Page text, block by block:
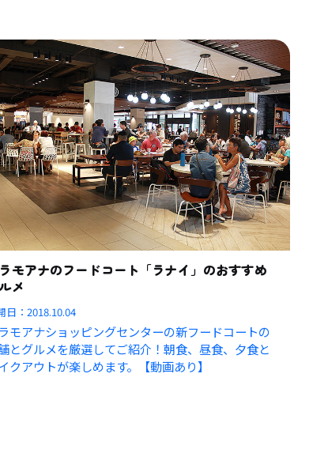
モアナのフードコート「ラナイ」のおすすめ
メ
日：2018.10.04
モアナショッピングセンターの新フードコートの
とグルメを厳選してご紹介！朝食、昼食、夕食と
クアウトが楽しめます。【動画あり】